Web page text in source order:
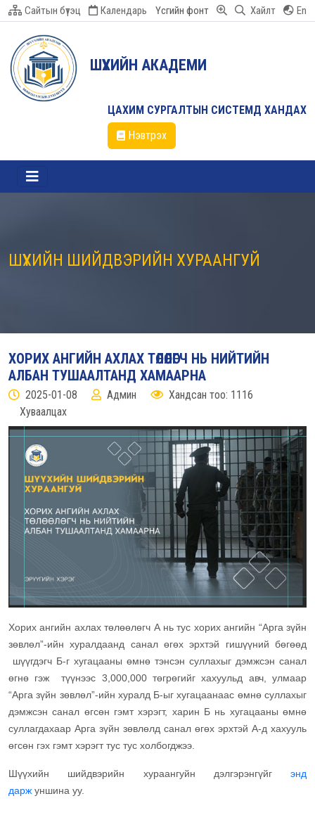
Сайтын бүтэц Календарь Үсгийн фонт Хайлт En
ШҮҮХИЙН АКАДЕМИ
ЦАХИМ СУРГАЛТЫН СИСТЕМД ХАНДАХ
Нэвтрэх
ШҮҮХИЙН ШИЙДВЭРИЙН ХУРААНГУЙ
ХОРИХ АНГИЙН АХЛАХ ТӨЛӨӨЛӨГЧ НЬ НИЙТИЙН
АЛБАН ТУШААЛТАНД ХАМААРНА
2025-01-08 Админ
Хандсан тоо: 1116
Хуваалцах
Хорих ангийн ахлах төлөөлөгч А нь тус хорих ангийн “Арга зүйн
зөвлөл”-ийн хуралдаанд санал өгөх эрхтэй гишүүний бөгөөд
шүүгдэгч Б-г хугацааны өмнө тэнсэн суллахыг дэмжсэн санал
өгнө гэж түүнээс 3,000,000 төгрөгийг хахуульд авч, улмаар
“Арга зүйн зөвлөл”-ийн хуралд Б-ыг хугацаанаас өмнө суллахыг
дэмжсэн санал өгсөн гэмт хэрэгт, харин Б нь хугацааны өмнө
суллагдахаар Арга зүйн зөвлөлд санал өгөх эрхтэй А-д хахууль
өгсөн гэх гэмт хэрэгт тус тус холбогджээ.
Шүүхийн шийдвэрийн хураангуйн дэлгэрэнгүйг энд
дарж уншина уу.